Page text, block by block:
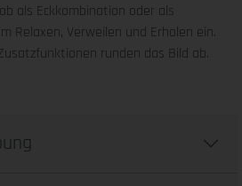
als Eckkombination oder als
Relaxen, Verweilen und Erholen ein.
runden das Bild ab.